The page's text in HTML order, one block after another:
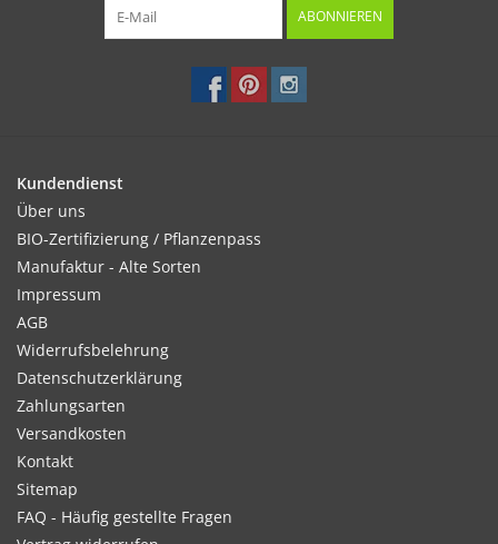
ABONNIEREN
Kundendienst
Über uns
BIO-Zertifizierung / Pflanzenpass
Manufaktur - Alte Sorten
Impressum
AGB
Widerrufsbelehrung
Datenschutzerklärung
Zahlungsarten
Versandkosten
Kontakt
Sitemap
FAQ - Häufig gestellte Fragen